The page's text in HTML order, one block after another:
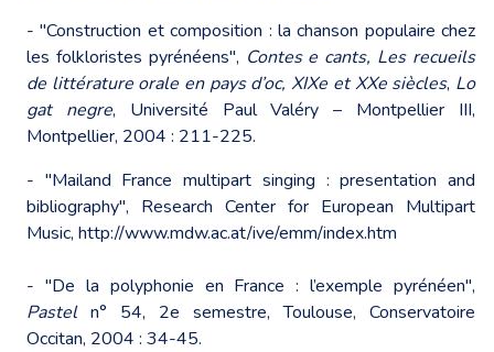
- "Construction et composition : la chanson populaire chez
les folkloristes pyrénéens", Contes e cants, Les recueils
de littérature orale en pays d’oc, XIXe et XXe siècles, Lo
gat negre, Université Paul Valéry – Montpellier III,
Montpellier, 2004 : 211-225.
- "Mailand France multipart singing : presentation and
bibliography", Research Center for European Multipart
Music, http://www.mdw.ac.at/ive/emm/index.htm
- "De la polyphonie en France : l’exemple pyrénéen",
Pasteln° 54, 2e semestre, Toulouse, Conservatoire
Occitan, 2004 : 34-45.